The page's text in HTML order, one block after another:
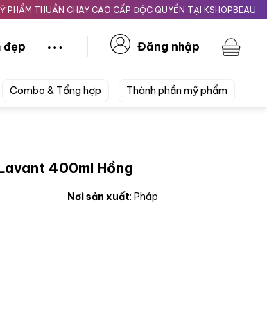
THUẦN CHAY CAO CẤP ĐỘC QUYỀN TẠI KSHOPBEAUTY.VN
đẹp Đăng nhập
Combo & Tổng hợp Thành phần mỹ phẩm
400ml Hồng
Nơi sản xuất: Pháp
số lượng